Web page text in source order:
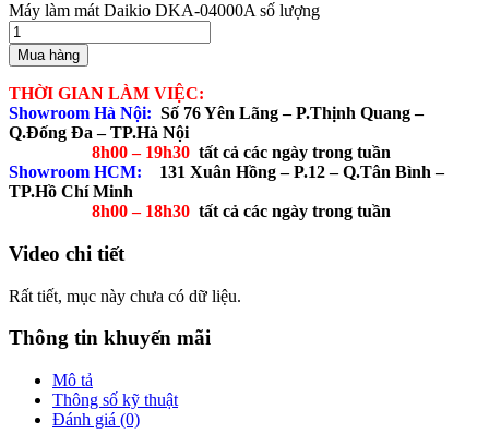
Máy làm mát Daikio DKA-04000A số lượng
Mua hàng
THỜI GIAN LÀM VIỆC:
Showroom Hà Nội: Số 76 Yên Lãng – P.Thịnh Quang –
Q.Đống Đa – TP.Hà Nội
8h00 – 19h30 tất cả các ngày trong tuần
Showroom HCM:
131 Xuân Hồng – P.12 – Q.Tân Bình –
TP.Hồ Chí Minh
8h00 – 18h30 tất cả các ngày trong tuần
Video chi tiết
Rất tiết, mục này chưa có dữ liệu.
Thông tin khuyến mãi
Mô tả
Thông số kỹ thuật
Đánh giá (0)